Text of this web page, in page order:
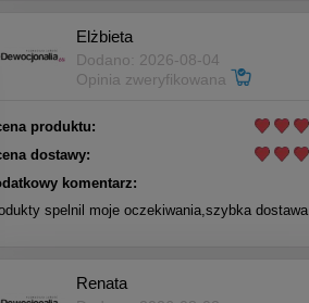
Elżbieta
Dodano: 2026-08-04
Opinia zweryfikowana
produktu:
dostawy:
komentarz:
spelnil moje oczekiwania,szybka dostawa
Renata